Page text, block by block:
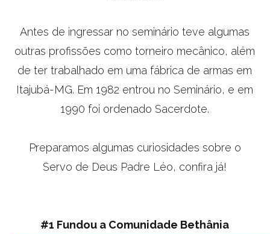
Antes de ingressar no seminário teve algumas
outras profissões como torneiro mecânico, além
de ter trabalhado em uma fábrica de armas em
Itajubá-MG. Em 1982 entrou no Seminário, e em
1990 foi ordenado Sacerdote.
Preparamos algumas curiosidades sobre o
Servo de Deus Padre Léo, confira já!
#1 Fundou a Comunidade Bethânia